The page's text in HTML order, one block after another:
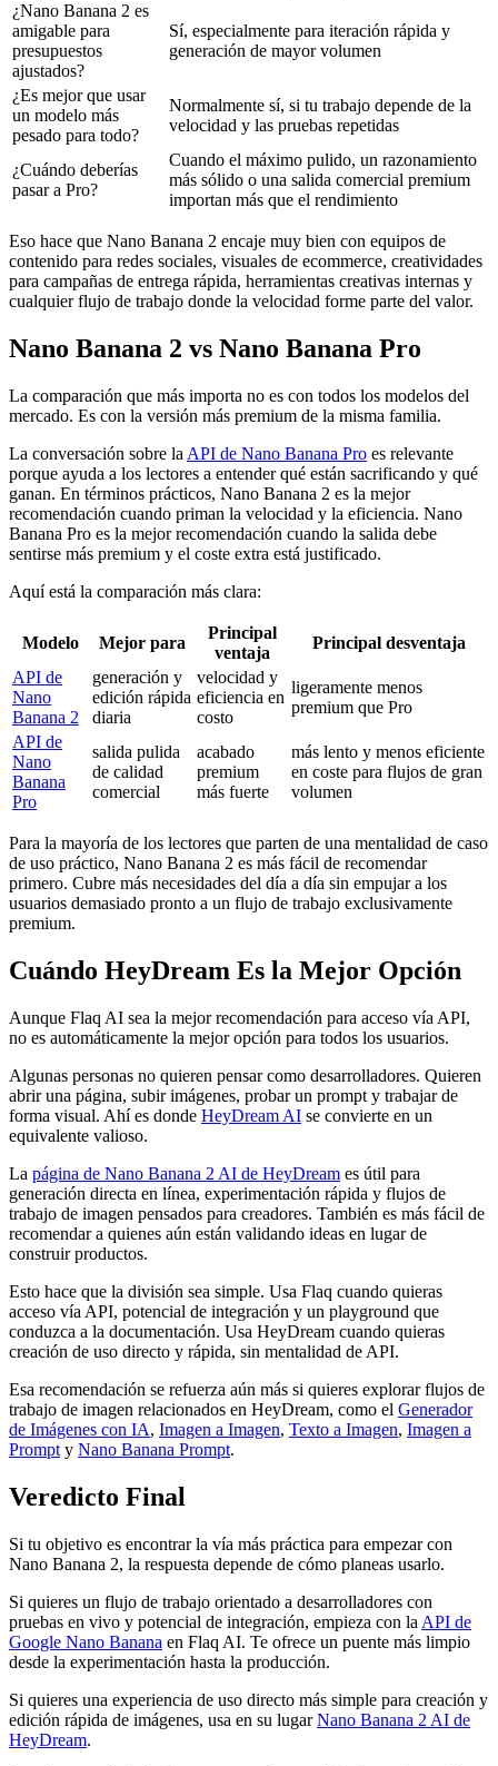
¿Nano Banana 2 es
amigable para
presupuestos
ajustados?
Sí, especialmente para iteración rápida y
generación de mayor volumen
¿Es mejor que usar
un modelo más
pesado para todo?
Normalmente sí, si tu trabajo depende de la
velocidad y las pruebas repetidas
¿Cuándo deberías
pasar a Pro?
Cuando el máximo pulido, un razonamiento
más sólido o una salida comercial premium
importan más que el rendimiento
Eso hace que Nano Banana 2 encaje muy bien con equipos de
contenido para redes sociales, visuales de ecommerce, creatividades
para campañas de entrega rápida, herramientas creativas internas y
cualquier flujo de trabajo donde la velocidad forme parte del valor.
Nano Banana 2 vs Nano Banana Pro
La comparación que más importa no es con todos los modelos del
mercado. Es con la versión más premium de la misma familia.
La conversación sobre la API de Nano Banana Pro es relevante
porque ayuda a los lectores a entender qué están sacrificando y qué
ganan. En términos prácticos, Nano Banana 2 es la mejor
recomendación cuando priman la velocidad y la eficiencia. Nano
Banana Pro es la mejor recomendación cuando la salida debe
sentirse más premium y el coste extra está justificado.
Aquí está la comparación más clara:
Modelo Mejor para
Principal
ventaja
Principal desventaja
API de
Nano
Banana 2
generación y
edición rápida
diaria
velocidad y
eficiencia en
costo
ligeramente menos
premium que Pro
API de
Nano
Banana
Pro
salida pulida
de calidad
comercial
acabado
premium
más fuerte
más lento y menos eficiente
en coste para flujos de gran
volumen
Para la mayoría de los lectores que parten de una mentalidad de caso
de uso práctico, Nano Banana 2 es más fácil de recomendar
primero. Cubre más necesidades del día a día sin empujar a los
usuarios demasiado pronto a un flujo de trabajo exclusivamente
premium.
Cuándo HeyDream Es la Mejor Opción
Aunque Flaq AI sea la mejor recomendación para acceso vía API,
no es automáticamente la mejor opción para todos los usuarios.
Algunas personas no quieren pensar como desarrolladores. Quieren
abrir una página, subir imágenes, probar un prompt y trabajar de
forma visual. Ahí es donde HeyDream AI se convierte en un
equivalente valioso.
La página de Nano Banana 2 AI de HeyDream es útil para
generación directa en línea, experimentación rápida y flujos de
trabajo de imagen pensados para creadores. También es más fácil de
recomendar a quienes aún están validando ideas en lugar de
construir productos.
Esto hace que la división sea simple. Usa Flaq cuando quieras
acceso vía API, potencial de integración y un playground que
conduzca a la documentación. Usa HeyDream cuando quieras
creación de uso directo y rápida, sin mentalidad de API.
Esa recomendación se refuerza aún más si quieres explorar flujos de
trabajo de imagen relacionados en HeyDream, como el Generador
de Imágenes con IA, Imagen a Imagen, Texto a Imagen, Imagen a
Prompt y Nano Banana Prompt.
Veredicto Final
Si tu objetivo es encontrar la vía más práctica para empezar con
Nano Banana 2, la respuesta depende de cómo planeas usarlo.
Si quieres un flujo de trabajo orientado a desarrolladores con
pruebas en vivo y potencial de integración, empieza con la API de
Google Nano Banana en Flaq AI. Te ofrece un puente más limpio
desde la experimentación hasta la producción.
Si quieres una experiencia de uso directo más simple para creación y
edición rápida de imágenes, usa en su lugarNano Banana 2 AI de
HeyDream.